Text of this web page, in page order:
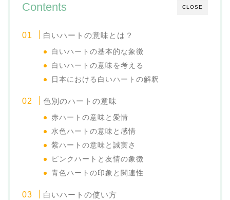
CLOSE
Contents
白いハートの意味とは？
白いハートの基本的な象徴
白いハートの意味を考える
日本における白いハートの解釈
色別のハートの意味
赤ハートの意味と愛情
水色ハートの意味と感情
紫ハートの意味と誠実さ
ピンクハートと友情の象徴
青色ハートの印象と関連性
白いハートの使い方